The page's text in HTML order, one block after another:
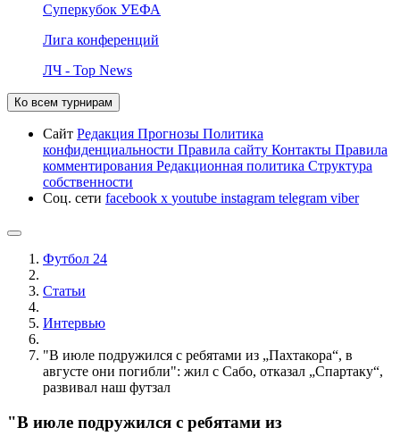
Суперкубок УЕФА
Лига конференций
ЛЧ - Top News
Ко всем турнирам
Сайт Редакция Прогнозы Политика
конфиденциальности Правила сайту Контакты Правила
комментирования Редакционная политика Структура
собственности
Соц. сети facebook x youtube instagram telegram viber
Футбол 24
Статьи
Интервью
"В июле подружился с ребятами из „Пахтакора“, в
августе они погибли": жил с Сабо, отказал „Спартаку“,
развивал наш футзал
"В июле подружился с ребятами из